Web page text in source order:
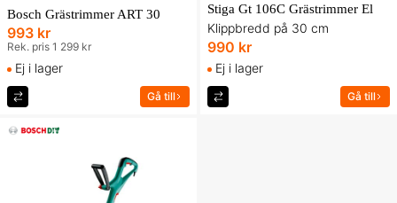
Bosch Grästrimmer ART 30
993 kr
Rek. pris 1 299 kr
Ej i lager
Gå till
Stiga Gt 106C Grästrimmer El
Klippbredd på 30 cm
990 kr
Ej i lager
Gå till